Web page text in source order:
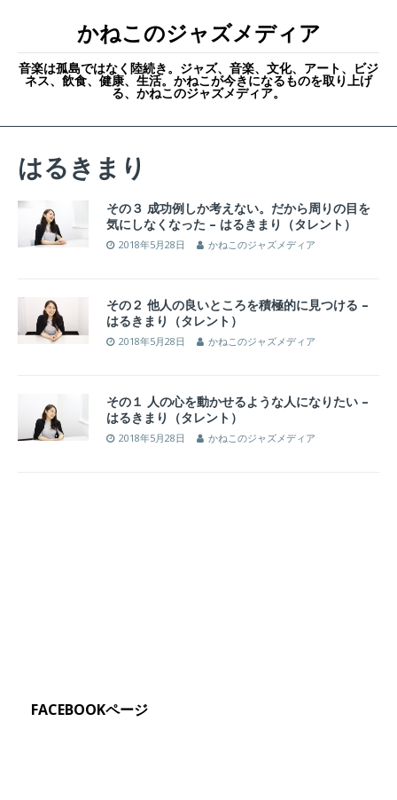
かねこのジャズメディア
音楽は孤島ではなく陸続き。ジャズ、音楽、文化、アート、ビジ
ネス、飲食、健康、生活。かねこが今きになるものを取り上げ
る、かねこのジャズメディア。
はるきまり
その３ 成功例しか考えない。だから周りの目を
気にしなくなった – はるきまり（タレント）
2018年5月28日 かねこのジャズメディア
その２ 他人の良いところを積極的に見つける –
はるきまり（タレント）
2018年5月28日 かねこのジャズメディア
その１ 人の心を動かせるような人になりたい –
はるきまり（タレント）
2018年5月28日 かねこのジャズメディア
FACEBOOKページ